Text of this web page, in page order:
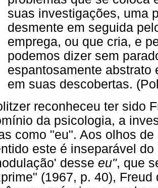
suas investigações, uma
desmente em seguida
emprega, ou que cria, e
podemos dizer sem
espantosamente abstrato
em suas descobertas.
reconheceu ter sido
da psicologia, a
como "eu". Aos olhos
este é inseparável
desse eu", que
(1967, p. 40),